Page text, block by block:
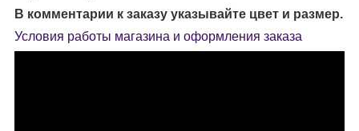
В комментарии к заказу указывайте цвет и размер.
Условия работы магазина и оформления заказа